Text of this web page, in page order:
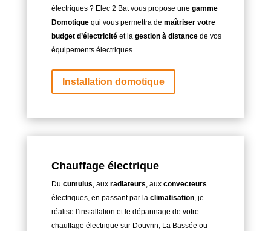
électriques ? Elec 2 Bat vous propose une gamme
Domotiquequi vous permettra de maîtriser votre
budget d’électricitéet la gestion à distancede vos
équipements électriques.
Installation domotique
Chauffage électrique
Du cumulus, aux radiateurs, aux convecteurs
électriques, en passant par la climatisation, je
réalise l’installation et le dépannage de votre
chauffage électrique sur Douvrin, La Bassée ou